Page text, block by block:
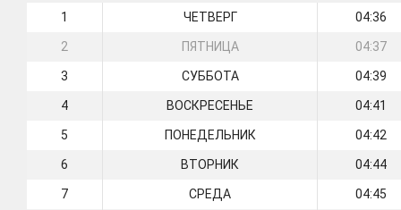
1 ЧЕТВЕРГ 04:36
2 ПЯТНИЦА 04:37
3 СУББОТА 04:39
4 ВОСКРЕСЕНЬЕ 04:41
5 ПОНЕДЕЛЬНИК 04:42
6 ВТОРНИК 04:44
7 СРЕДА 04:45